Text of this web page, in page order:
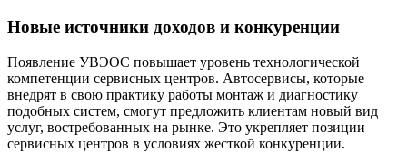
Новые источники доходов и конкуренции
Появление УВЭОС повышает уровень технологической
компетенции сервисных центров. Автосервисы, которые
внедрят в свою практику работы монтаж и диагностику
подобных систем, смогут предложить клиентам новый вид
услуг, востребованных на рынке. Это укрепляет позиции
сервисных центров в условиях жесткой конкуренции.